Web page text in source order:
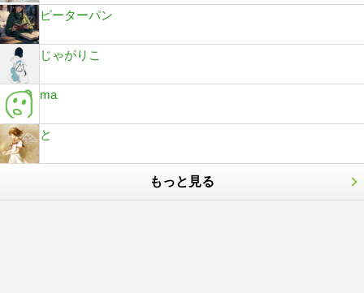
ピーターパン
じゃがりこ
ma
と
もっと見る